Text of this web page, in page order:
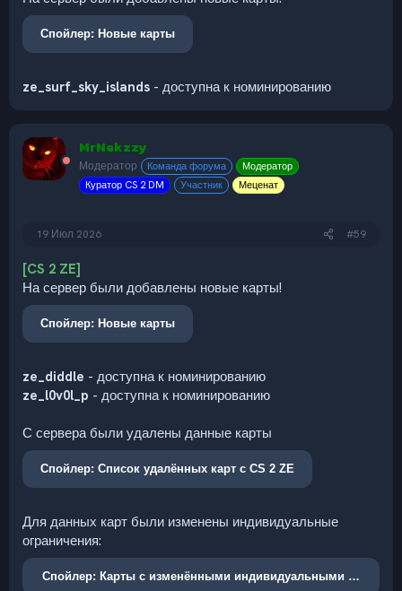
Спойлер: Новые карты
ze_surf_sky_islands - доступна к номинированию
MrNekzzy
Модератор Команда форума
Модератор
Куратор CS 2 DM
Участник Меценат
19 Июл 2026 #59
[CS 2 ZE]
На сервер были добавлены новые карты!
Спойлер: Новые карты
ze_diddle - доступна к номинированию
ze_l0v0l_p - доступна к номинированию
С сервера были удалены данные карты
Спойлер: Список удалённых карт с CS 2 ZE
Для данных карт были изменены индивидуальные
ограничения:
Спойлер: Карты с изменёнными индивидуальными